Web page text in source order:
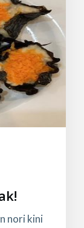
nori kini